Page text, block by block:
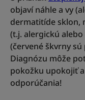
objaví náhle a vy
dermatitíde sklon,
(t.j. alergickú
(červené škvrny
Diagnózu môže
pokožku upokojiť
odporúčania!